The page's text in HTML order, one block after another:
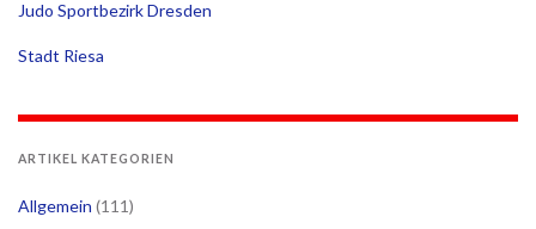
Judo Sportbezirk Dresden
Stadt Riesa
ARTIKEL KATEGORIEN
Allgemein (111)